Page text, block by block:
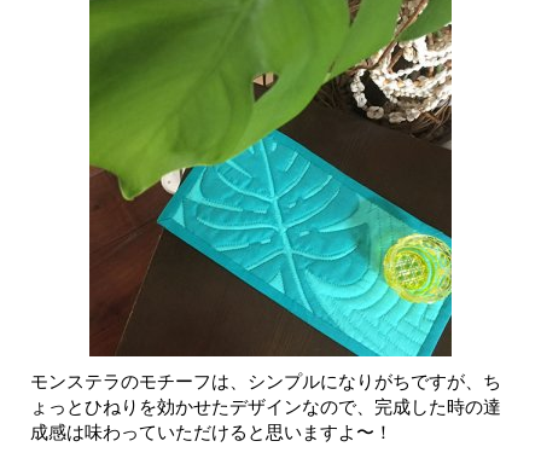
モンステラのモチーフは、シンプルになりがちですが、ち
ょっとひねりを効かせたデザインなので、完成した時の達
成感は味わっていただけると思いますよ〜！